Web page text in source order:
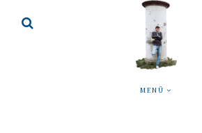
MENÜ